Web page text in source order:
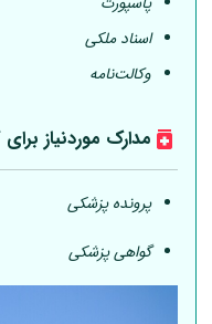
اسناد ملکی
وکالت‌نامه
مدارک موردنیاز
پرونده پزشکی
گواهی پزشکی